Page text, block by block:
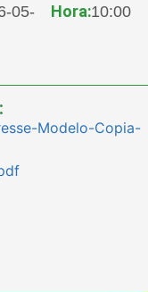
05-
Hora:10:00
Modelo-Copia-